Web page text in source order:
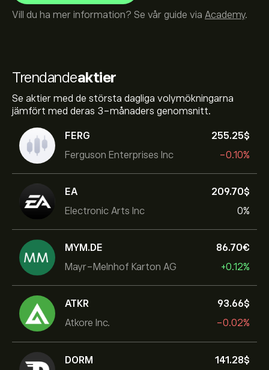
Trendandeaktier
Se aktier med de största dagliga volymökningarna
jämfört med deras 3-månaders genomsnitt.
FERG
Ferguson Enterprises Inc
255.25‎$‎
-0.10%
EA
Electronic Arts Inc
209.70‎$‎
0%
MYM.DE
Mayr-Melnhof Karton AG
86.70‎€‎
+0.12%
ATKR
Atkore Inc.
93.66‎$‎
-0.02%
DORM 141.28‎$‎
Vill du ha mer information? Se vår guide via Academy.